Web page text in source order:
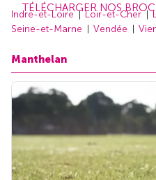
TÉLÉCHARGER NOS
Indre-et-Loire Loir-et-Cher
Seine-et-Marne
Vendée
Manthelan